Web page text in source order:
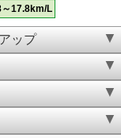
17.8km/L
ップ